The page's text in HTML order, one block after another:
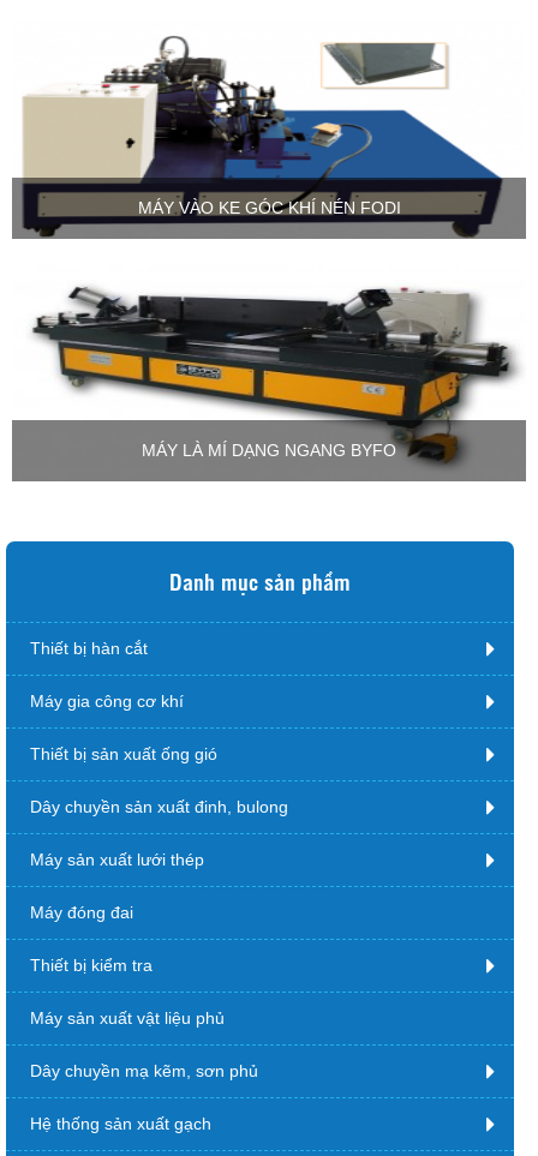
MÁY VÀO KE GÓC KHÍ NÉN FODI
MÁY LÀ MÍ DẠNG NGANG BYFO
Danh mục sản phẩm
Thiết bị hàn cắt
Máy gia công cơ khí
Thiết bị sản xuất ống gió
Dây chuyền sản xuất đinh, bulong
Máy sản xuất lưới thép
Máy đóng đai
Thiết bị kiểm tra
Máy sản xuất vật liệu phủ
Dây chuyền mạ kẽm, sơn phủ
Hệ thống sản xuất gạch